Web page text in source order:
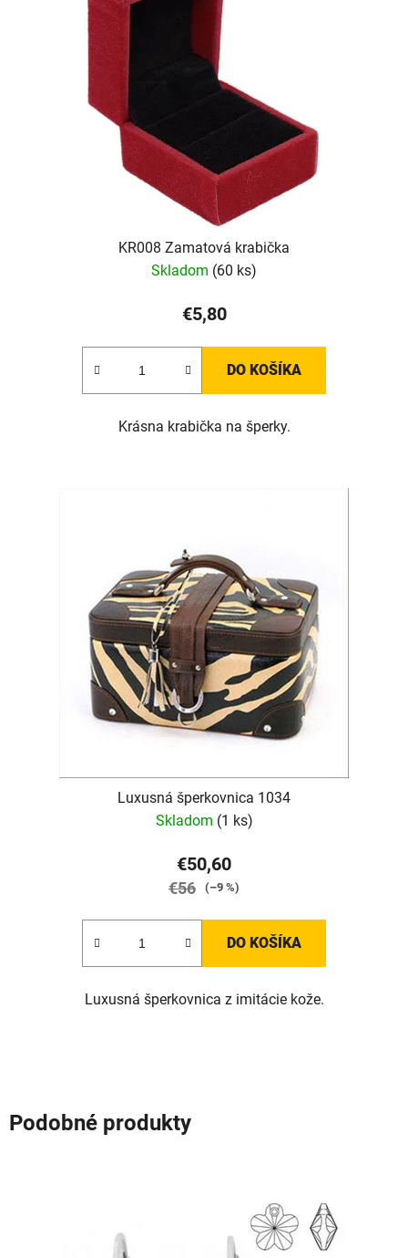
KR008 Zamatová krabička
Skladom (60 ks)
€5,80
DO KOŠÍKA
Krásna krabička na šperky.
Luxusná šperkovnica 1034
Skladom (1 ks)
€50,60
€56 (–9 %)
DO KOŠÍKA
Luxusná šperkovnica z imitácie kože.
Podobné produkty